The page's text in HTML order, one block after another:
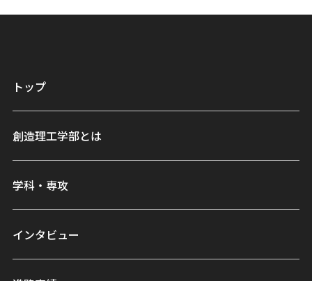
トップ
創造理工学部とは
学科・専攻
インタビュー